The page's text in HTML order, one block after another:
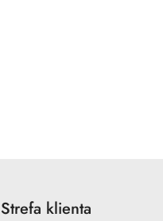
Strefa klienta